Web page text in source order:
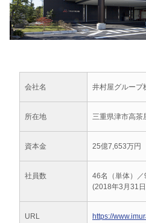
会社名 井村屋グループ
所在地 三重県津市高茶
資本金 25億7,653万円
社員数
46名（単体）／
(2018年3月31
URL https://